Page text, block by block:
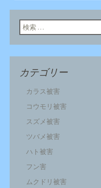
ン
検索:
カテゴリー
カラス被害
コウモリ被害
スズメ被害
ツバメ被害
ハト被害
フン害
ムクドリ被害